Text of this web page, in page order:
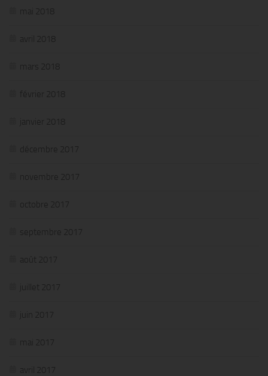
mai 2018
avril 2018
mars 2018
février 2018
janvier 2018
décembre 2017
novembre 2017
octobre 2017
septembre 2017
août 2017
juillet 2017
juin 2017
mai 2017
avril 2017